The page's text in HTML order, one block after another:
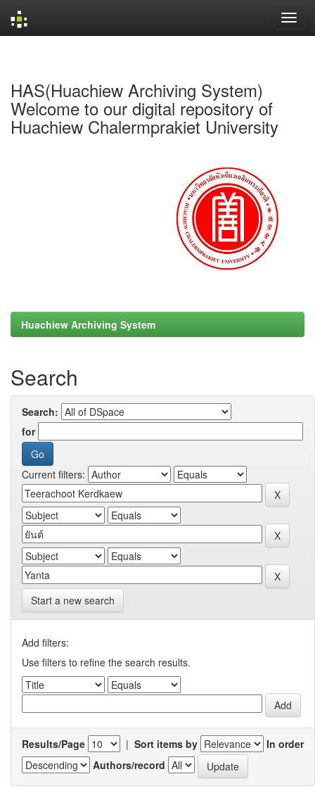
HAS(Huachiew Archiving System)
Welcome to our digital repository of
Huachiew Chalermprakiet University
Huachiew Archiving System
Search
Search:
for
Current filters:
Start a new search
Add filters:
Use filters to refine the search results.
Results/Page | Sort items by
In order
Authors/record